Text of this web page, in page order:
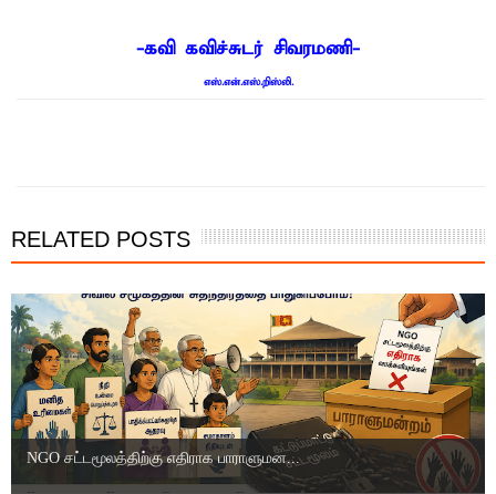
-கவி கவிச்சுடர் சிவரமணி-
எஸ்.என்.எஸ்.றிஸ்லி.
RELATED POSTS
NGO சட்டமூலத்திற்கு எதிராக பாராளுமன...